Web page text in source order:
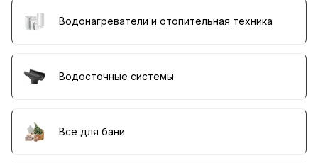
Водонагреватели и отопительная техника
Водосточные системы
Всё для бани